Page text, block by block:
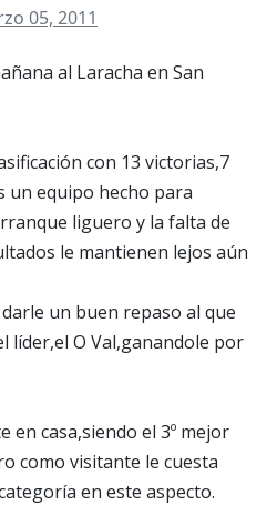
05, 2011
al Laracha en San
con 13 victorias,7
un equipo hecho para
liguero y la falta de
le mantienen lejos aún
un buen repaso al que
líder,el O Val,ganandole por
en casa,siendo el 3º mejor
como visitante le cuesta
en este aspecto.